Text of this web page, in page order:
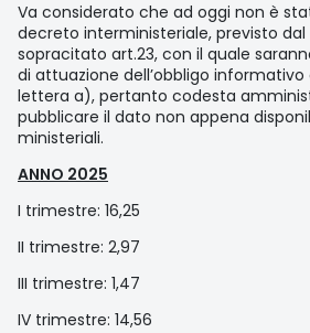
Va considerato che ad oggi non è
decreto interministeriale, previsto
sopracitato art.23, con il quale
di attuazione dell’obbligo
lettera a), pertanto codesta
pubblicare il dato non appena
ministeriali.
ANNO 2025
I trimestre: 16,25
II trimestre: 2,97
III trimestre: 1,47
IV trimestre: 14,56